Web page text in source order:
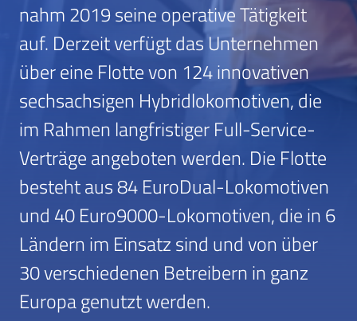
nahm 2019 seine operative Tätigkeit
auf. Derzeit verfügt das Unternehmen
über eine Flotte von 124 innovativen
sechsachsigen Hybridlokomotiven, die
im Rahmen langfristiger Full-Service-
Verträge angeboten werden. Die Flotte
besteht aus 84 EuroDual-Lokomotiven
und 40 Euro9000-Lokomotiven, die in 6
Ländern im Einsatz sind und von über
30 verschiedenen Betreibern in ganz
Europa genutzt werden.